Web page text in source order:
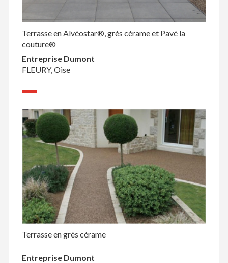
Terrasse en Alvéostar®, grès cérame et Pavé la
couture®
Entreprise Dumont
FLEURY, Oise
Terrasse en grès cérame
Entreprise Dumont